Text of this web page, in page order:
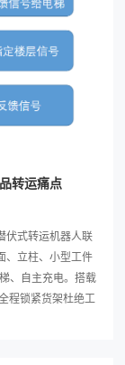
转运痛点
伏式转运机器人联
、立柱、小型工件
、自主充电。搭载
程锁紧货架杜绝工